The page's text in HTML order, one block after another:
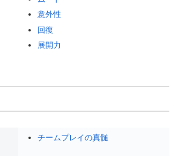
意外性
回復
展開力
チームプレイの真髄